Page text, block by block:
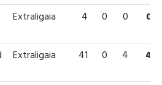
Extraligaia 4 0 0 0
Extraligaia 41 0 4 4